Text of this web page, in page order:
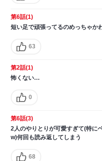
第6話(1)
短い足で頑張ってるのめっちゃか
63
第2話(1)
怖くない…
0
第6話(3)
2人のやりとりが可愛すぎて(特に
w)何回も読み返してしまう
68